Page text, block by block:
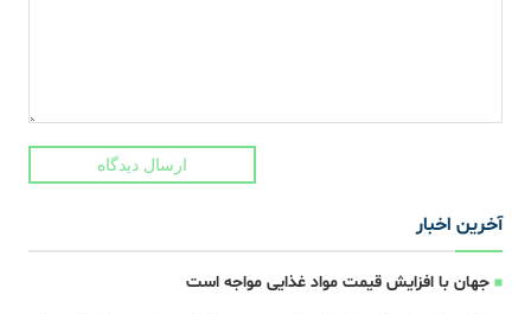
ارسال دیدگاه
آخرین اخبار
جهان با افزایش قیمت مواد غذایی مواجه است